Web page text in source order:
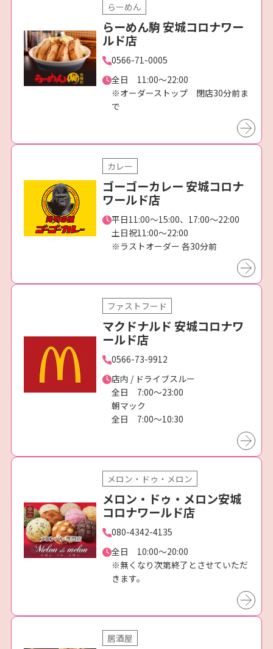
らーめん
らーめん駒 安城コロナワー
ルド店
0566-71-0005
全日 11:00～22:00
※オーダーストップ 閉店30分前ま
で
カレー
ゴーゴーカレー 安城コロナ
ワールド店
平日11:00～15:00、17:00～22:00
土日祝11:00～22:00
※ラストオーダー 各30分前
ファストフード
マクドナルド 安城コロナワ
ールド店
0566-73-9912
店内 / ドライブスルー
全日 7:00〜23:00
朝マック
全日 7:00〜10:30
メロン・ドゥ・メロン
メロン・ドゥ・メロン安城
コロナワールド店
080-4342-4135
全日 10:00～20:00
※無くなり次第終了とさせていただ
きます。
居酒屋